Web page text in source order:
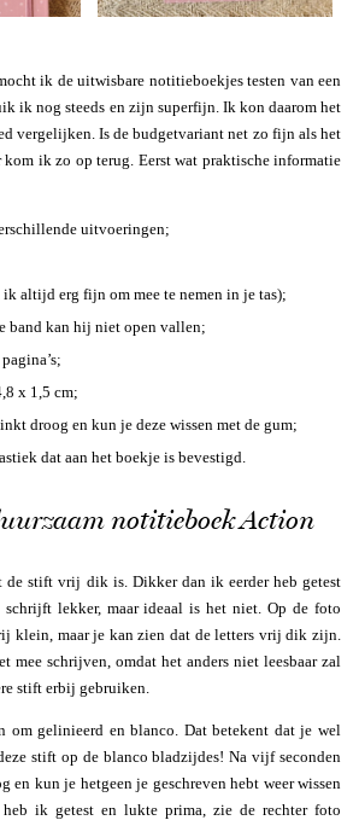
ik de uitwisbare notitieboekjes testen van een
ik nog steeds en zijn superfijn. Ik kon daarom het
vergelijken. Is de budgetvariant net zo fijn als het
kom ik zo op terug. Eerst wat praktische informatie
uitvoeringen;
altijd erg fijn om mee te nemen in je tas);
band kan hij niet open vallen;
x 1,5 cm;
droog en kun je deze wissen met de gum;
dat aan het boekje is bevestigd.
notitieboek Action
de stift vrij dik is. Dikker dan ik eerder heb getest
lekker, maar ideaal is het niet. Op de foto
klein, maar je kan zien dat de letters vrij dik zijn.
mee schrijven, omdat het anders niet leesbaar zal
stift erbij gebruiken.
om gelinieerd en blanco. Dat betekent dat je wel
stift op de blanco bladzijdes! Na vijf seconden
en kun je hetgeen je geschreven hebt weer wissen
ik getest en lukte prima, zie de rechter foto